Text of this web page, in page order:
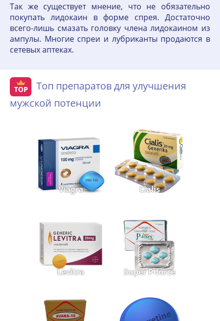
Так же существует мнение, что не обязательно
покупать лидокаин в форме спрея. Достаточно
всего-лишь смазать головку члена лидокаином из
ампулы. Многие спреи и лубриканты продаются в
сетевых аптеках.
Топ препаратов для улучшения
мужской потенции
Viagra Cialis
Levitra Super P-force